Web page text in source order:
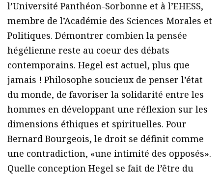
l’Université Panthéon-Sorbonne et à l’EHESS,
membre de l’Académie des Sciences Morales et
Politiques. Démontrer combien la pensée
hégélienne reste au coeur des débats
contemporains. Hegel est actuel, plus que
jamais ! Philosophe soucieux de penser l’état
du monde, de favoriser la solidarité entre les
hommes en développant une réflexion sur les
dimensions éthiques et spirituelles. Pour
Bernard Bourgeois, le droit se définit comme
une contradiction, «une intimité des opposés».
Quelle conception Hegel se fait de l’être du